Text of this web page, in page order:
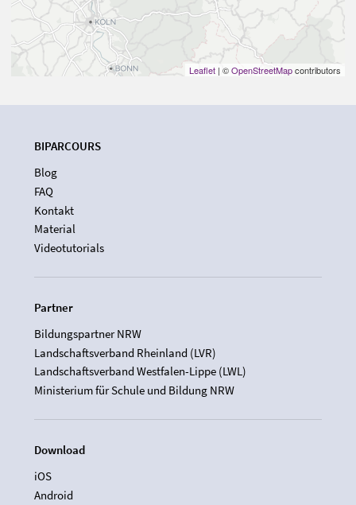
Leaflet | ©OpenStreetMapcontributors
BIPARCOURS
Blog
FAQ
Kontakt
Material
Videotutorials
Partner
Bildungspartner NRW
Landschaftsverband Rheinland (LVR)
Landschaftsverband Westfalen-Lippe (LWL)
Ministerium für Schule und Bildung NRW
Download
iOS
Android